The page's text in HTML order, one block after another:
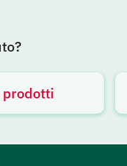
prodotti